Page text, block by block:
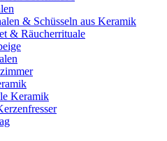
& Schüsseln aus Keramik
& Räucherrituale
Keramik